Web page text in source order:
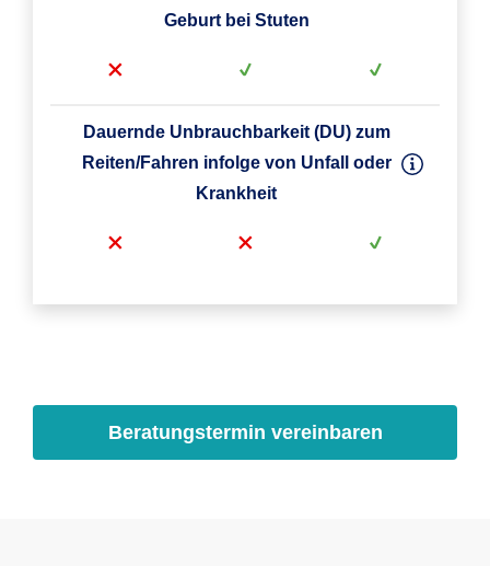
Geburt bei Stuten
Dauernde Unbrauchbarkeit (DU) zum
Reiten/Fahren infolge von Unfall oder
Krankheit
Unfall
7. Lebenstag 7. Lebenstag 7. Lebenstag
Beratungstermin vereinbaren